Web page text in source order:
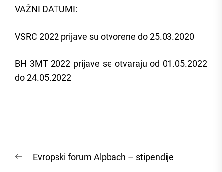
VAŽNI DATUMI:
VSRC 2022 prijave su otvorene do 25.03.2020
BH 3MT 2022 prijave se otvaraju od 01.05.2022
do 24.05.2022
navigation
PreviousEvropski forum Alpbach – stipendije